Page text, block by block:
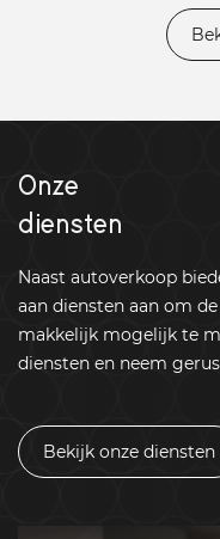
Onze
diensten
Naast autoverkoop
aan diensten aan om
makkelijk mogelijk te
diensten en neem
Bekijk onze diensten